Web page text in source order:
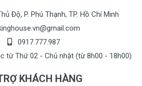
Độ, P. Phú Thạnh, TP. Hồ Chí Minh
0917.777.987
từ Thứ 02 - Chủ nhật (từ 8h00 - 18h00)
KHÁCH HÀNG